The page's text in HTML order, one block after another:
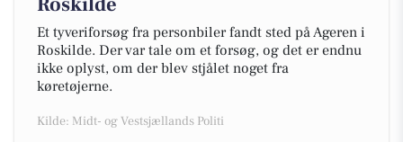
Et tyveriforsøg fra personbiler fandt sted på Ageren i
Roskilde. Der var tale om et forsøg, og det er endnu
ikke oplyst, om der blev stjålet noget fra
køretøjerne.
Kilde: Midt- og Vestsjællands Politi